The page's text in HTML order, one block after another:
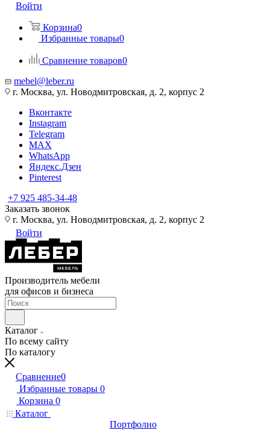
Войти
Корзина0
Избранные товары0
Сравнение товаров0
mebel@leber.ru
г. Москва, ул. Новодмитровская, д. 2, корпус 2
Вконтакте
Instagram
Telegram
MAX
WhatsApp
Яндекс.Дзен
Pinterest
+7 925 485-34-48
Заказать звонок
г. Москва, ул. Новодмитровская, д. 2, корпус 2
Войти
Производитель мебели
для офисов и бизнеса
Каталог
По всему сайту
По каталогу
Сравнение0
Избранные товары 0
Корзина 0
Каталог
Портфолио